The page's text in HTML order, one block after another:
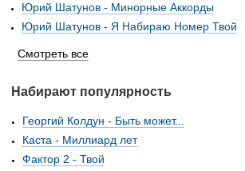
Юрий Шатунов - Минорные Аккорды
Юрий Шатунов - Я Набираю Номер Твой
Смотреть все
Набирают популярность
Георгий Колдун - Быть может...
Каста - Миллиард лет
Фактор 2 - Твой